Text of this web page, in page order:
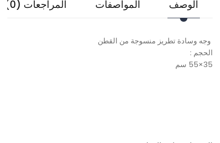
الوصف المواصفات المراجعات (0)
وجه وسادة تطريز منسوجة من القطن
الحجم :
35×55 سم